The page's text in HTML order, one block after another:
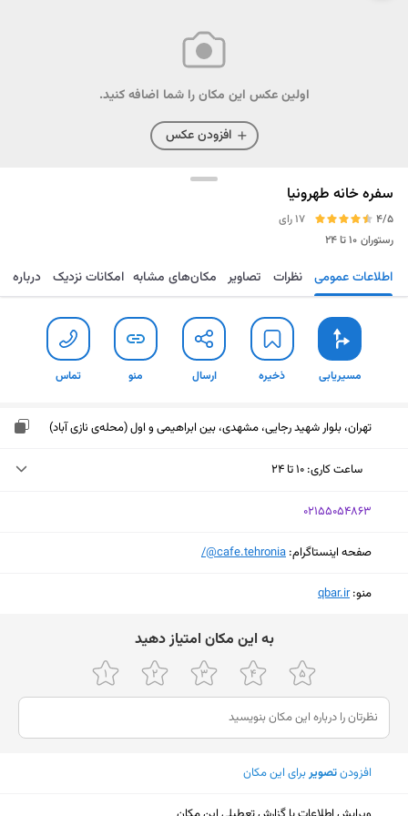
اولین عکس این مکان را شما اضافه کنید.
افزودن عکس
سفره خانه طهرونیا
4/5
17 رای
رستوران ۱۰ تا ۲۴
مسیریابی ذخیره ارسال منو تماس اطلاعات عمومی نظرات تصاویر مکان‌های مشابه امکانات نزدیک درباره
مسیریابی ذخیره ارسال منو تماس
تهران، بلوار شهید رجایی، مشهدی، بین ابراهیمی و اول (محله‌ی نازی آباد)
ساعت کاری: ۱۰ تا ۲۴
سه‌شنبه (امروز)
یکشنبه
۱۰ تا ۲۴
دوشنبه
‎02155054863
صفحه اینستاگرام: ‎@cafe.tehronia/
منو:‎qbar.ir
ﺑﻪ اﯾﻦ ﻣﮑﺎن اﻣﺘﯿﺎز دﻫﯿﺪ
افزودنتصویربرای این مکان